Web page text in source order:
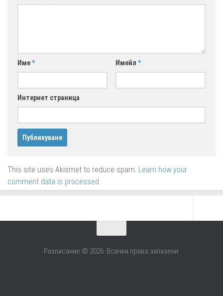
Име* Имейл *
Интернет страница
This site uses Akismet to reduce spam. Learn how your
comment data is processed.
Разписание © 2026. Всички права запазени.